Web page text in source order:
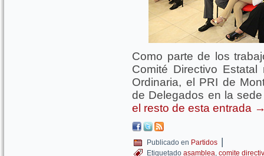
Como parte de los
Comité Directivo
Ordinaria, el PRI de
de Delegados en la
el resto de esta entrada
Publicado en Partidos |
Etiquetado asamblea, comite